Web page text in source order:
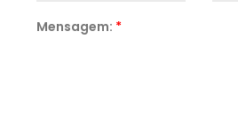
Mensagem: *